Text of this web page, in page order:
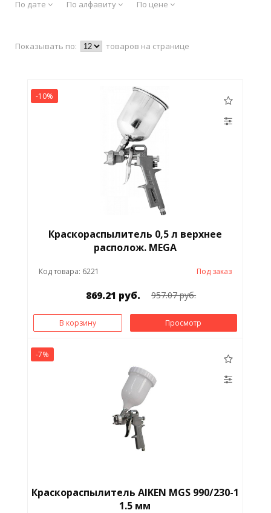
По дате По алфавиту По цене
Показывать по: товаров на странице
-10%
Краскораспылитель 0,5 л верхнее
располож. MEGA
Код товара: 6221 Под заказ
869.21 руб. 957.07 руб.
В корзину Просмотр
-7%
Краскораспылитель AIKEN MGS 990/230-1
1.5 мм